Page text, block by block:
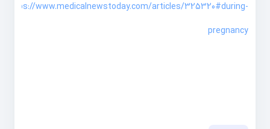
https://www.medicalnewstoday.com/articles/325320#during-
pregnancy